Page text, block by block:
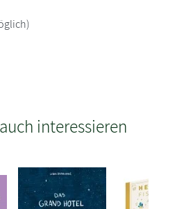
interessieren